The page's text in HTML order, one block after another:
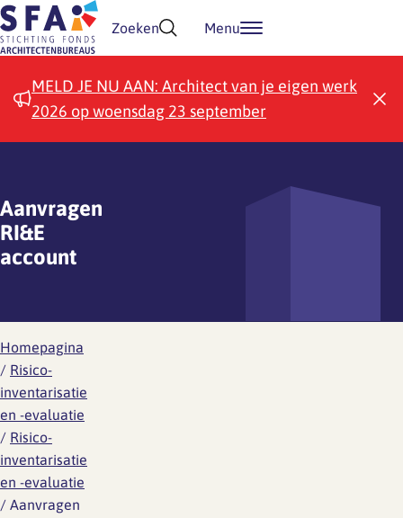
Doorgaan naar inhoud
Zoeken Menu
MELD JE NU AAN: Architect van je eigen werk
2026 op woensdag 23 september
Aanvragen
RI&E
account
Homepagina
/ Risico-
inventarisatie
en -evaluatie
/ Risico-
inventarisatie
en -evaluatie
/ Aanvragen